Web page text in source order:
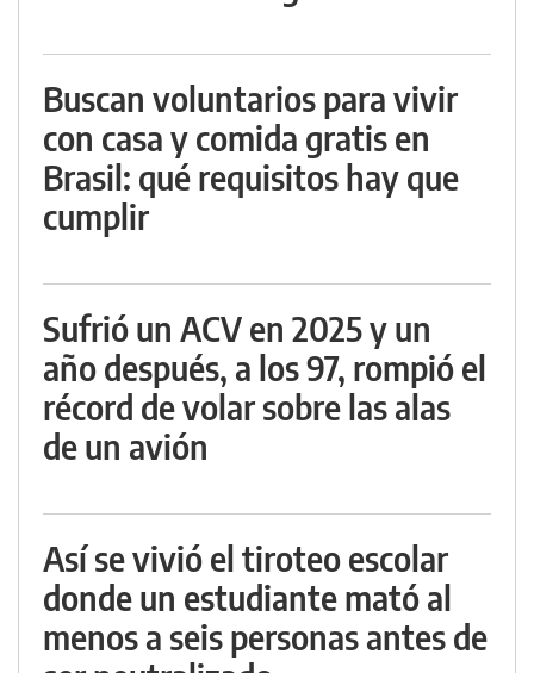
Buscan voluntarios para vivir
con casa y comida gratis en
Brasil: qué requisitos hay que
cumplir
Sufrió un ACV en 2025 y un
año después, a los 97, rompió el
récord de volar sobre las alas
de un avión
Así se vivió el tiroteo escolar
donde un estudiante mató al
menos a seis personas antes de